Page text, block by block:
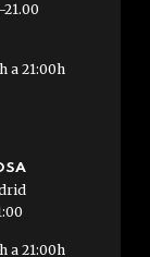
21.00
a 21:00h
a 21:00h